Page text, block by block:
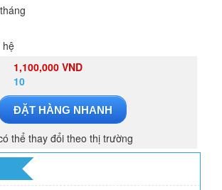
hệ
1,100,000 VND
10
ĐẶT HÀNG NHANH
thể thay đổi theo thị trường